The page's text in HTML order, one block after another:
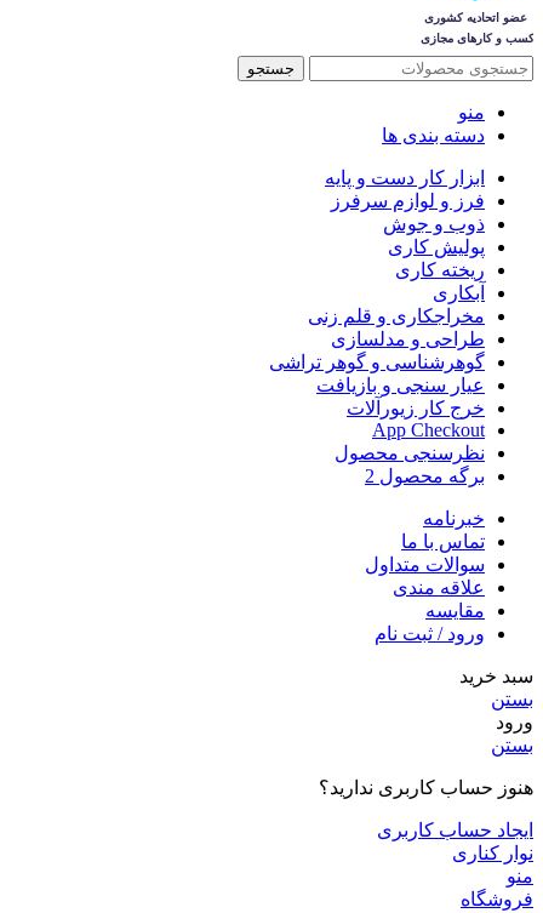
جستجو
منو
دسته بندی ها
ابزار کار دست و پایه
فرز و لوازم سرفرز
ذوب و جوش
پولیش کاری
ریخته کاری
آبکاری
مخراجکاری و قلم زنی
طراحی و مدلسازی
گوهرشناسی و گوهر تراشی
عیار سنجی و بازیافت
خرج کار زیورآلات
App Checkout
نظرسنجی محصول
برگه محصول 2
خبرنامه
تماس با ما
سوالات متداول
علاقه مندی
مقایسه
ورود / ثبت نام
سبد خرید
بستن
ورود
بستن
هنوز حساب کاربری ندارید؟
ایجاد حساب کاربری
نوار کناری
منو
فروشگاه